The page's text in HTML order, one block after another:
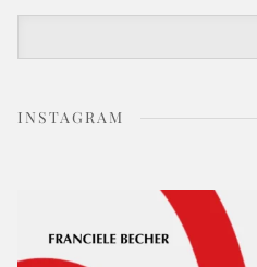
INSTAGRAM